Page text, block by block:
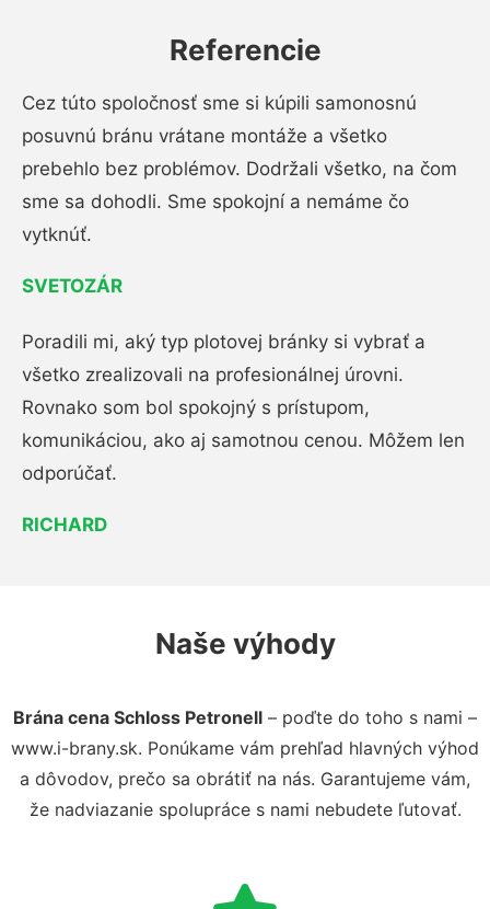
Referencie
Cez túto spoločnosť sme si kúpili samonosnú
posuvnú bránu vrátane montáže a všetko
prebehlo bez problémov. Dodržali všetko, na čom
sme sa dohodli. Sme spokojní a nemáme čo
vytknúť.
SVETOZÁR
Poradili mi, aký typ plotovej bránky si vybrať a
všetko zrealizovali na profesionálnej úrovni.
Rovnako som bol spokojný s prístupom,
komunikáciou, ako aj samotnou cenou. Môžem len
odporúčať.
RICHARD
Naše výhody
Brána cena Schloss Petronell – poďte do toho s nami –
www.i-brany.sk. Ponúkame vám prehľad hlavných výhod
a dôvodov, prečo sa obrátiť na nás. Garantujeme vám,
že nadviazanie spolupráce s nami nebudete ľutovať.